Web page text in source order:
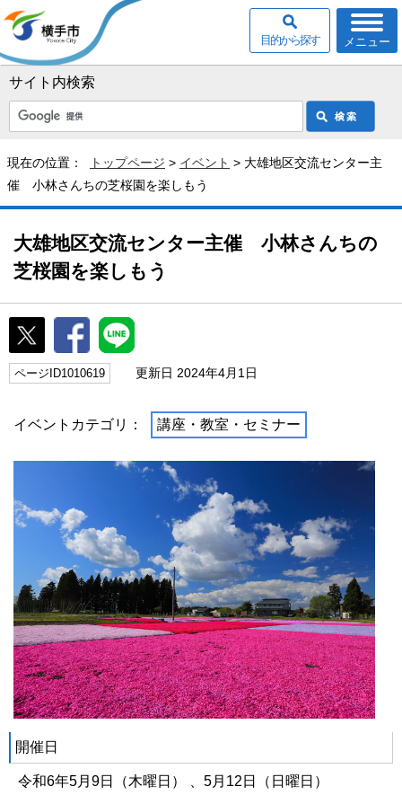
サイト内検索
メニュー
目的から探す
現在の位置： トップページ > イベント > 大雄地区交流センター主
催 小林さんちの芝桜園を楽しもう
大雄地区交流センター主催 小林さんちの
芝桜園を楽しもう
ページID1010619 更新日 2024年4月1日
イベントカテゴリ： 講座・教室・セミナー
開催日
令和6年5月9日（木曜日） 、5月12日（日曜日）